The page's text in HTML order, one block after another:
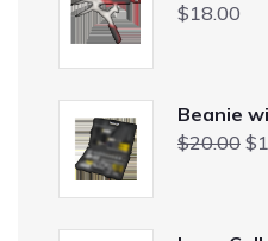
$18.00
Beanie
$20.00 El
$